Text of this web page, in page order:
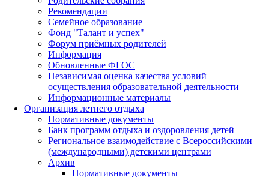
Рекомендации
Семейное образование
Фонд "Талант и успех"
Форум приёмных родителей
Информация
Обновленные ФГОС
Независимая оценка качества условий
осуществления образовательной деятельности
Информационные материалы
Организация летнего отдыха
Нормативные документы
Банк программ отдыха и оздоровления детей
Региональное взаимодействие с Всероссийскими
(международными) детскими центрами
Архив
Нормативные документы